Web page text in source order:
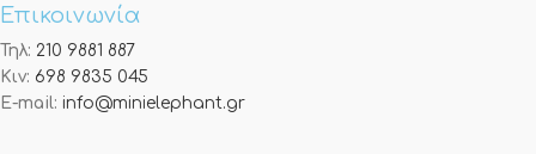
Επικοινωνία
Τηλ: 210 9881 887
Κιν: 698 9835 045
E-mail: info@minielephant.gr